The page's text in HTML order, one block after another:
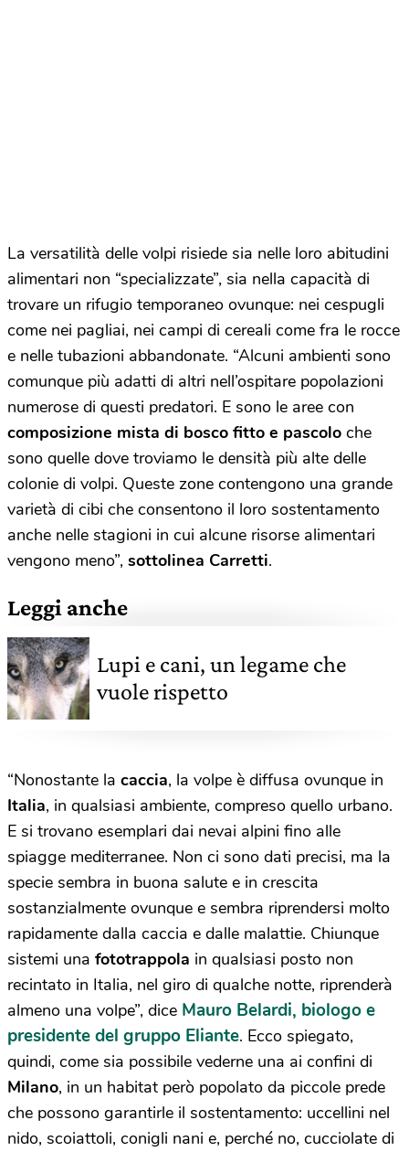
La versatilità delle volpi risiede sia nelle loro abitudini
alimentari non “specializzate”, sia nella capacità di
trovare un rifugio temporaneo ovunque: nei cespugli
come nei pagliai, nei campi di cereali come fra le rocce
e nelle tubazioni abbandonate. “Alcuni ambienti sono
comunque più adatti di altri nell’ospitare popolazioni
numerose di questi predatori. E sono le aree con
composizione mista di bosco fitto e pascolo che
sono quelle dove troviamo le densità più alte delle
colonie di volpi. Queste zone contengono una grande
varietà di cibi che consentono il loro sostentamento
anche nelle stagioni in cui alcune risorse alimentari
vengono meno”, sottolinea Carretti.
Leggi anche
Lupi e cani, un legame che
vuole rispetto
“Nonostante la caccia, la volpe è diffusa ovunque in
Italia, in qualsiasi ambiente, compreso quello urbano.
E si trovano esemplari dai nevai alpini fino alle
spiagge mediterranee. Non ci sono dati precisi, ma la
specie sembra in buona salute e in crescita
sostanzialmente ovunque e sembra riprendersi molto
rapidamente dalla caccia e dalle malattie. Chiunque
sistemi una fototrappola in qualsiasi posto non
recintato in Italia, nel giro di qualche notte, riprenderà
almeno una volpe”, dice Mauro Belardi, biologo e
presidente del gruppo Eliante. Ecco spiegato,
quindi, come sia possibile vederne una ai confini di
Milano, in un habitat però popolato da piccole prede
che possono garantirle il sostentamento: uccellini nel
nido, scoiattoli, conigli nani e, perché no, cucciolate di